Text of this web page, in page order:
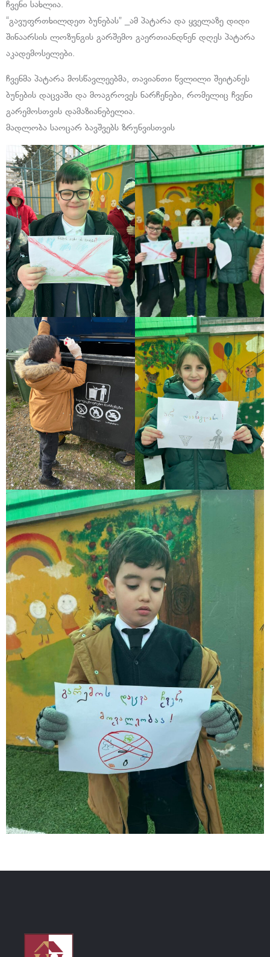
ჩვენი სახლია.
“გავუფრთხილდეთ ბუნებას” _ამ პატარა და ყველაზე დიდი
შინაარსის ლოზუნგის გარშემო გაერთიანდნენ დღეს პატარა
აკადემოსელები.
ჩვენმა პატარა მოსწავლეებმა, თავიანთი წვლილი შეიტანეს
ბუნების დაცვაში და მოაგროვეს ნარჩენები, რომელიც ჩვენი
გარემოსთვის დამაზიანებელია.
მადლობა საოცარ ბავშვებს ზრუნვისთვის